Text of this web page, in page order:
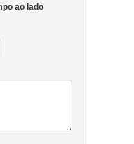
ao lado